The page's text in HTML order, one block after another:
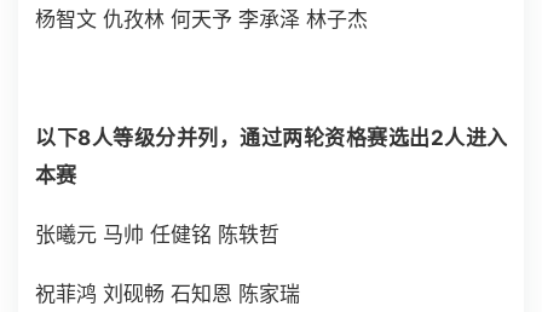
杨智文 仇孜林 何天予 李承泽 林子杰
以下8人等级分并列，通过两轮资格赛选出2人进入
本赛
张曦元 马帅 任健铭 陈轶哲
祝菲鸿 刘砚畅 石知恩 陈家瑞